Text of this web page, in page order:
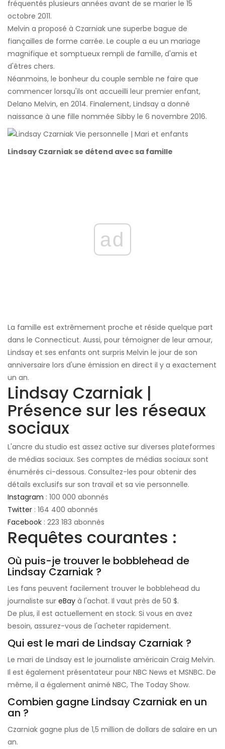
fréquentés plusieurs années avant de se marier le 15
octobre 2011.
Melvin a proposé à Czarniak une superbe bague de
fiançailles de forme carrée. Le couple a eu un mariage
magnifique et somptueux rempli de famille, d'amis et
d'êtres chers.
Néanmoins, le bonheur du couple semble ne faire que
commencer lorsqu'ils ont accueilli leur premier enfant,
Delano Melvin, en 2014. Finalement, Lindsay a donné
naissance à une fille nommée Sibby le 6 novembre 2016.
Lindsay Czarniak se détend avec sa famille
ad
La famille est extrêmement proche et réside quelque part
dans le Connecticut. Aussi, pour témoigner de leur amour,
Lindsay et ses enfants ont surpris Melvin le jour de son
anniversaire lors d'une émission en direct il y a exactement
un an.
Lindsay Czarniak |
Présence sur les réseaux
sociaux
L'ancre du studio est assez active sur diverses plateformes
de médias sociaux. Ses comptes de médias sociaux sont
énumérés ci-dessous. Consultez-les pour obtenir des
détails exclusifs sur son travail et sa vie personnelle.
Instagram : 100 000 abonnés
Twitter : 164 400 abonnés
Facebook : 223 183 abonnés
Requêtes courantes :
Où puis-je trouver le bobblehead de
Lindsay Czarniak ?
Les fans peuvent facilement trouver le bobblehead du
journaliste sur eBay à l'achat. Il vaut près de 50 $.
De plus, il est actuellement en stock. Si vous en avez
besoin, assurez-vous de l'acheter rapidement.
Qui est le mari de Lindsay Czarniak ?
Le mari de Lindsay est le journaliste américain Craig Melvin.
Il est également présentateur pour NBC News et MSNBC. De
même, il a également animé NBC, The Today Show.
Combien gagne Lindsay Czarniak en un
an ?
Czarniak gagne plus de 1,5 million de dollars de salaire en un
an.